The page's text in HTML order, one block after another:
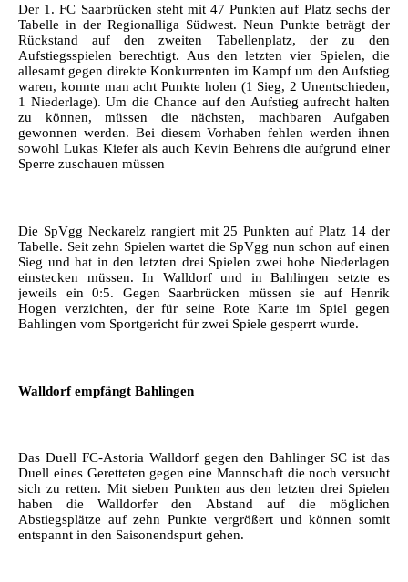
Der 1. FC Saarbrücken steht mit 47 Punkten auf Platz sechs der
Tabelle in der Regionalliga Südwest. Neun Punkte beträgt der
Rückstand auf den zweiten Tabellenplatz, der zu den
Aufstiegsspielen berechtigt. Aus den letzten vier Spielen, die
allesamt gegen direkte Konkurrenten im Kampf um den Aufstieg
waren, konnte man acht Punkte holen (1 Sieg, 2 Unentschieden,
1 Niederlage). Um die Chance auf den Aufstieg aufrecht halten
zu können, müssen die nächsten, machbaren Aufgaben
gewonnen werden. Bei diesem Vorhaben fehlen werden ihnen
sowohl Lukas Kiefer als auch Kevin Behrens die aufgrund einer
Sperre zuschauen müssen
Die SpVgg Neckarelz rangiert mit 25 Punkten auf Platz 14 der
Tabelle. Seit zehn Spielen wartet die SpVgg nun schon auf einen
Sieg und hat in den letzten drei Spielen zwei hohe Niederlagen
einstecken müssen. In Walldorf und in Bahlingen setzte es
jeweils ein 0:5. Gegen Saarbrücken müssen sie auf Henrik
Hogen verzichten, der für seine Rote Karte im Spiel gegen
Bahlingen vom Sportgericht für zwei Spiele gesperrt wurde.
Walldorf empfängt Bahlingen
Das Duell FC-Astoria Walldorf gegen den Bahlinger SC ist das
Duell eines Geretteten gegen eine Mannschaft die noch versucht
sich zu retten. Mit sieben Punkten aus den letzten drei Spielen
haben die Walldorfer den Abstand auf die möglichen
Abstiegsplätze auf zehn Punkte vergrößert und können somit
entspannt in den Saisonendspurt gehen.